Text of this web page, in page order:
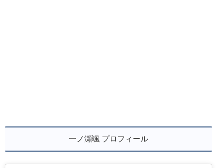
一ノ瀬颯 プロフィール